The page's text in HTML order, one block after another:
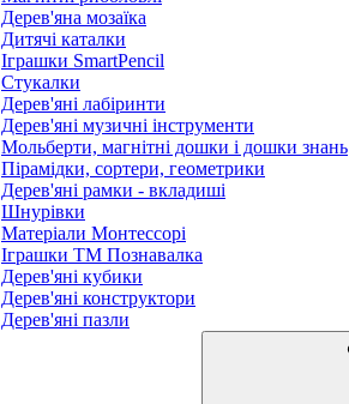
Дерев'яна мозаїка
Дитячі каталки
Іграшки SmartPencil
Стукалки
Дерев'яні лабіринти
Дерев'яні музичні інструменти
Мольберти, магнітні дошки і дошки знань
Пірамідки, сортери, геометрики
Дерев'яні рамки - вкладиші
Шнурівки
Матеріали Монтессорі
Іграшки ТМ Познавалка
Дерев'яні кубики
Дерев'яні конструктори
Дерев'яні пазли